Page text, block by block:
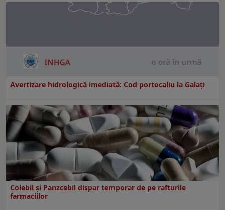
Avertizare hidrologică imediată: Cod portocaliu la Galaţi
Colebil și Panzcebil dispar temporar de pe rafturile
farmaciilor